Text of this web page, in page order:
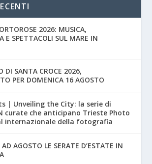
2026: MUSICA,
E SPETTACOLI SUL MARE IN
DI SANTA CROCE 2026,
PER DOMENICA 16 AGOSTO
| Unveiling the City: la serie di
curate che anticipano Trieste Photo
internazionale della fotografia
AGOSTO LE SERATE D’ESTATE IN